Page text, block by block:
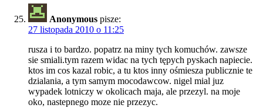
Anonymous pisze:
27 listopada 2010 o 11:25
rusza i to bardzo. popatrz na miny tych komuchów. zawsze
sie smiali.tym razem widac na tych tępych pyskach napiecie.
ktos im cos kazal robic, a tu ktos inny ośmiesza publicznie te
dzialania, a tym samym mocodawcow. nigel mial juz
wypadek lotniczy w okolicach maja, ale przezyl. na moje
oko, nastepnego moze nie przezyc.